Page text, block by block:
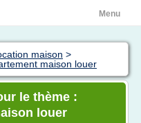
Menu
maison >
maison louer
le thème :
louer